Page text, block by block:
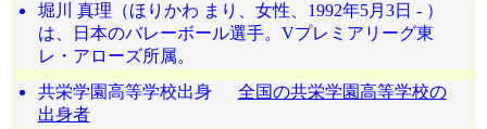
堀川 真理（ほりかわ まり、女性、1992年5月3日 - ）
は、日本のバレーボール選手。Vプレミアリーグ東
レ・アローズ所属。
共栄学園高等学校出身 全国の共栄学園高等学校の
出身者